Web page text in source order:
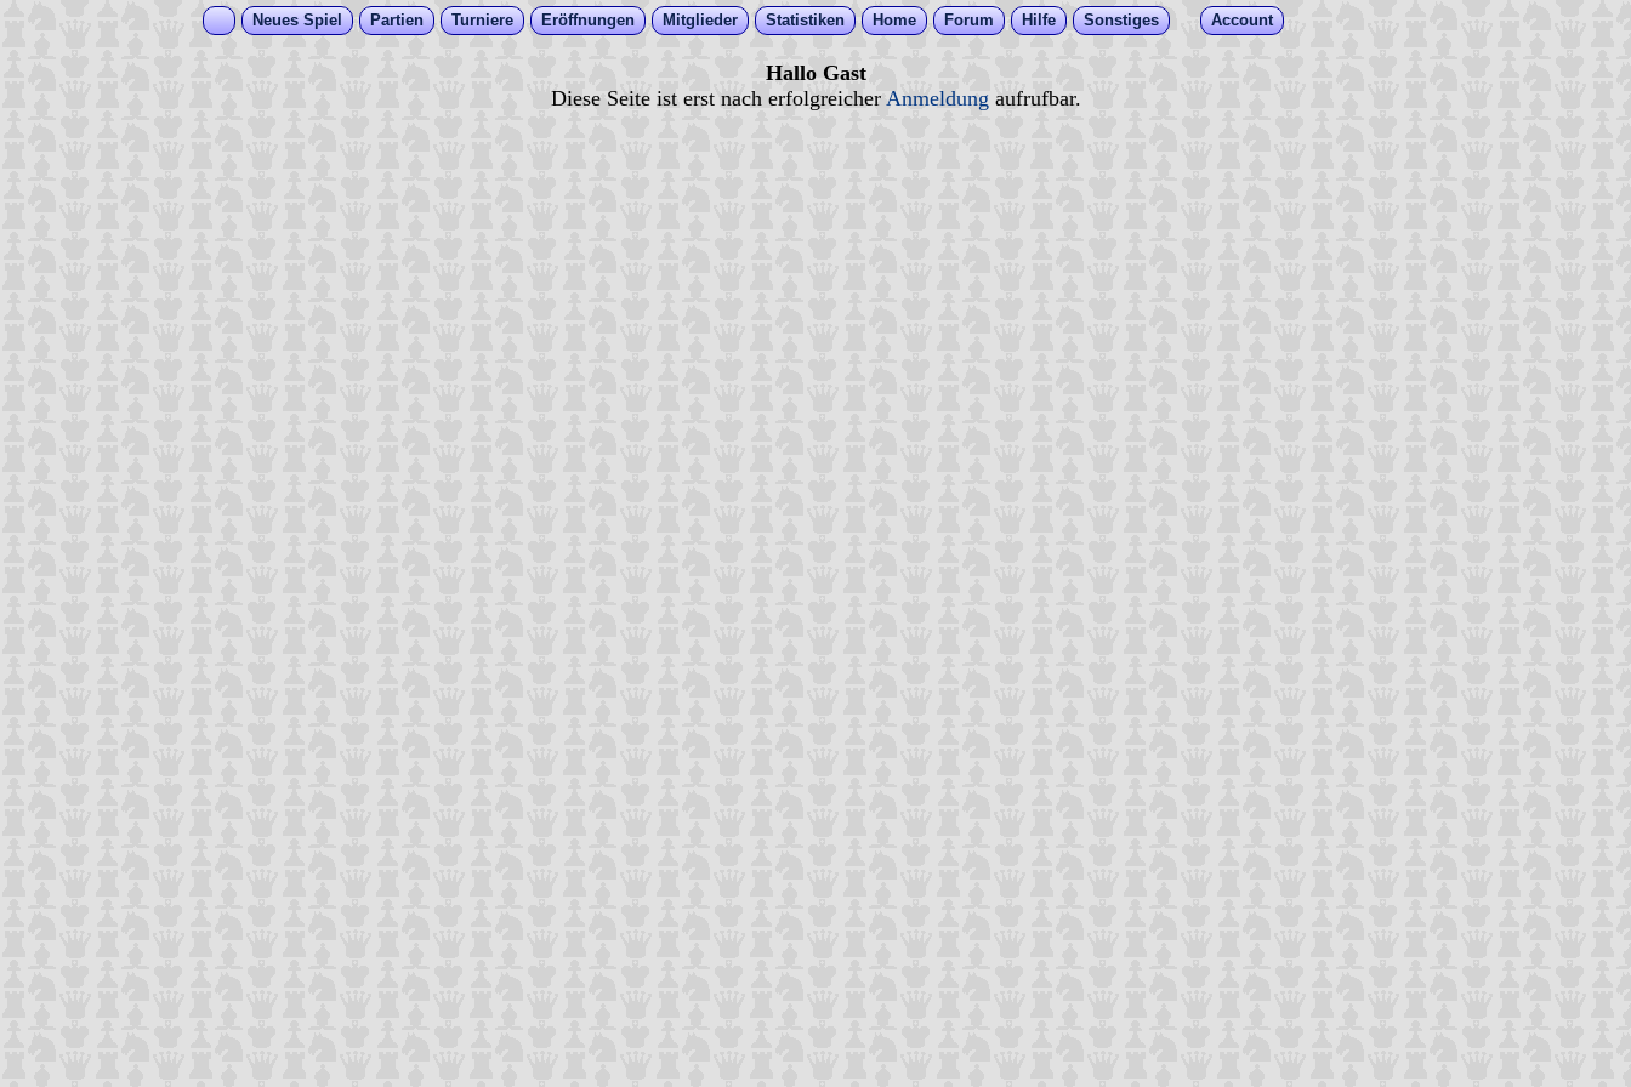
Neues Spiel Partien Turniere Eröffnungen Mitglieder Statistiken Home Forum Hilfe Sonstiges Account
Hallo Gast
Diese Seite ist erst nach erfolgreicher Anmeldung aufrufbar.